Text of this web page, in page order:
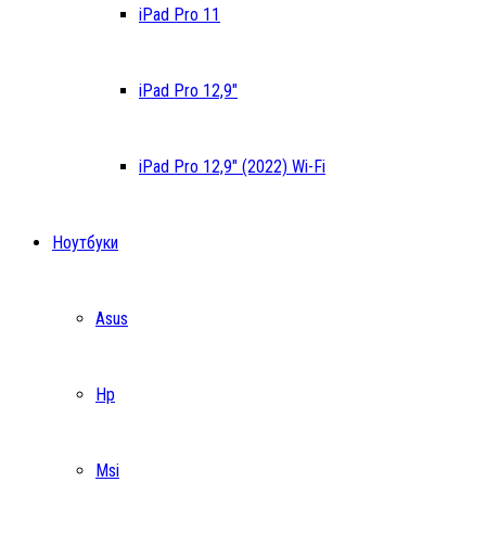
iPad Pro 11
iPad Pro 12,9″
iPad Pro 12,9″ (2022) Wi-Fi
Ноутбуки
Asus
Hp
Msi